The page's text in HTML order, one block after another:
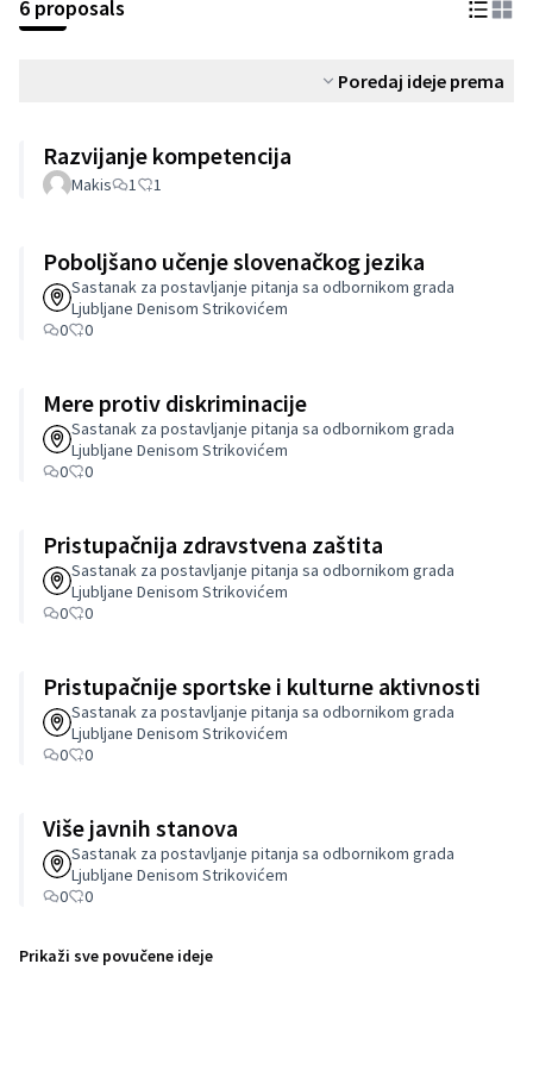
6 proposals
Poredaj ideje prema
Razvijanje kompetencija
Makis 1 1
Poboljšano učenje slovenačkog jezika
Sastanak za postavljanje pitanja sa odbornikom grada
Ljubljane Denisom Strikovićem
0
0
Mere protiv diskriminacije
Sastanak za postavljanje pitanja sa odbornikom grada
Ljubljane Denisom Strikovićem
0
0
Pristupačnija zdravstvena zaštita
Sastanak za postavljanje pitanja sa odbornikom grada
Ljubljane Denisom Strikovićem
0
0
Pristupačnije sportske i kulturne aktivnosti
Sastanak za postavljanje pitanja sa odbornikom grada
Ljubljane Denisom Strikovićem
0
0
Više javnih stanova
Sastanak za postavljanje pitanja sa odbornikom grada
Ljubljane Denisom Strikovićem
0
0
Prikaži sve povučene ideje